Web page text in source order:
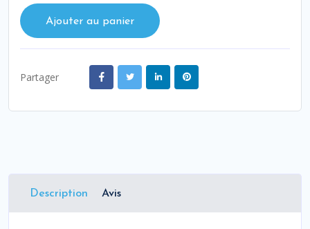
Ajouter au panier
Partager
Description Avis